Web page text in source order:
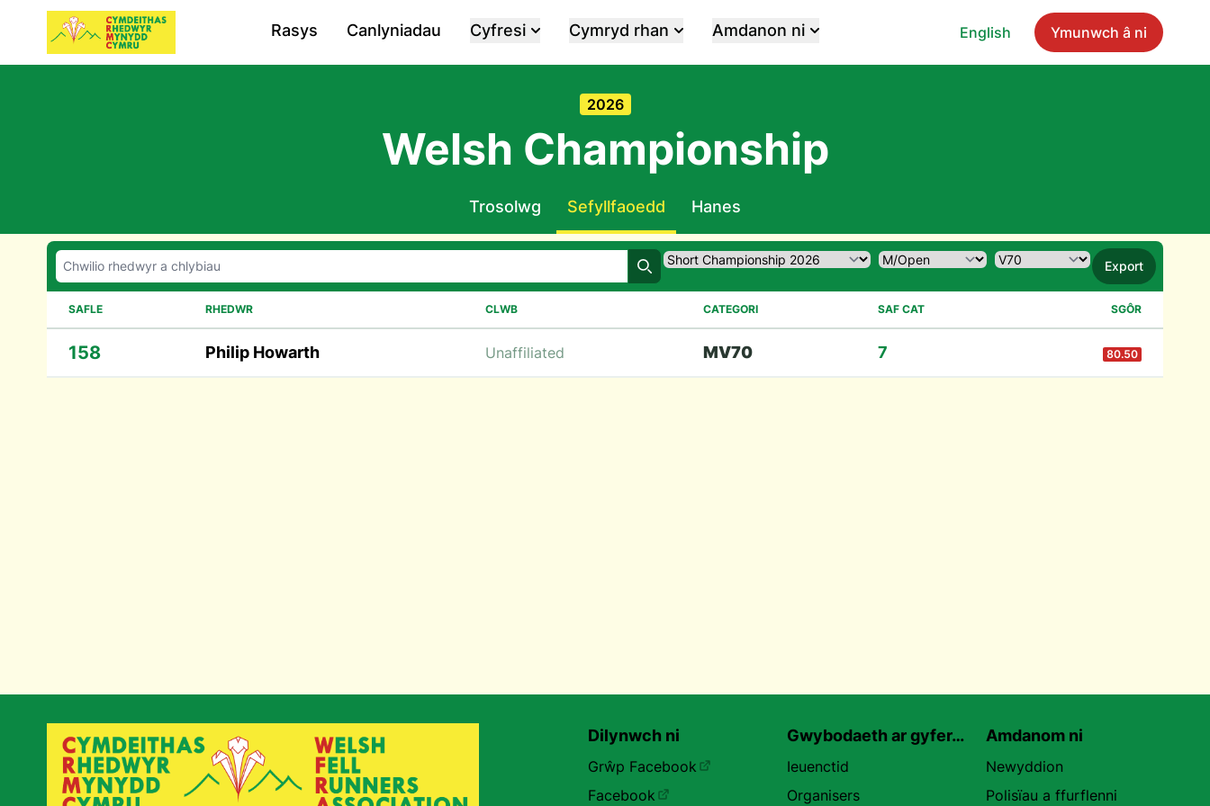
English Ymunwch â ni
Rasys Canlyniadau Cyfresi Cymryd rhan Amdanon ni
2026
Welsh Championship
Trosolwg Sefyllfaoedd Hanes
Chwilio
Export
SAFLE RHEDWR CLWB CATEGORI SAF CAT SGÔR
158 Philip Howarth Unaffiliated MV70 7 80.50
Dilynwch ni
Grŵp Facebook
Facebook
Gwybodaeth ar gyfer…
Ieuenctid
Organisers
Amdanom ni
Newyddion
Polisïau a ffurflenni